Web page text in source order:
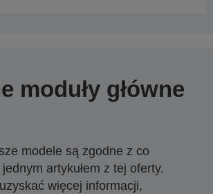
moduły główne
modele są zgodne z co
artykułem z tej oferty.
więcej informacji,